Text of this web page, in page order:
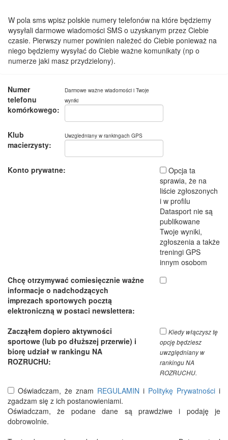
W pola sms wpisz polskie numery telefonów na które będziemy
wysyłali darmowe wiadomości SMS o uzyskanym przez Ciebie
czasie. Pierwszy numer powinien należeć do Ciebie ponieważ na
niego będziemy wysyłać do Ciebie ważne komunikaty (np o
numerze jaki masz przydzielony).
Numer
telefonu
komórkowego:
Darmowe ważne wiadomości i Twoje
wyniki
Klub
macierzysty:
Uwzgledniany w rankingach GPS
Konto prywatne:
Opcja ta
sprawia, że na
liście zgłoszonych
i w profilu
Datasport nie są
publikowane
Twoje wyniki,
zgłoszenia a także
treningi GPS
innym osobom
Chcę otrzymywać comiesięcznie ważne
informacje o nadchodzących
imprezach sportowych pocztą
elektroniczną w postaci newslettera:
Zacząłem dopiero aktywności
sportowe (lub po dłuższej przerwie) i
biorę udział w rankingu NA
ROZRUCHU:
Kiedy włączysz tę
opcję będziesz
uwzględniany w
rankingu NA
ROZRUCHU.
Oświadczam, że znam REGULAMIN i Politykę Prywatności i
zgadzam się z ich postanowieniami.
Oświadczam, że podane dane są prawdziwe i podaję je
dobrowolnie.